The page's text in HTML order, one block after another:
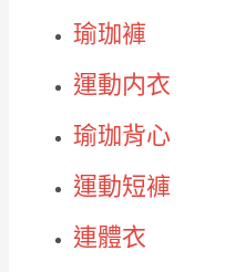
瑜珈褲
運動内衣
瑜珈背心
運動短褲
連體衣